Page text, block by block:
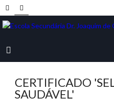
CERTIFICADO
SAUDÁVEL'